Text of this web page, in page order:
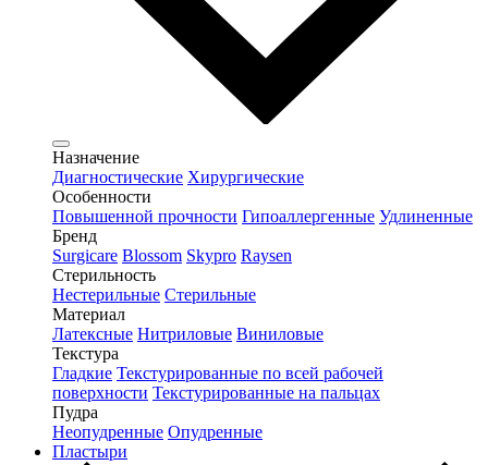
Назначение
Диагностические Хирургические
Особенности
Повышенной прочности Гипоаллергенные Удлиненные
Бренд
Surgicare Blossom Skypro Raysen
Стерильность
Нестерильные Стерильные
Материал
Латексные Нитриловые Виниловые
Текстура
Гладкие Текстурированные по всей рабочей
поверхности Текстурированные на пальцах
Пудра
Неопудренные Опудренные
Пластыри